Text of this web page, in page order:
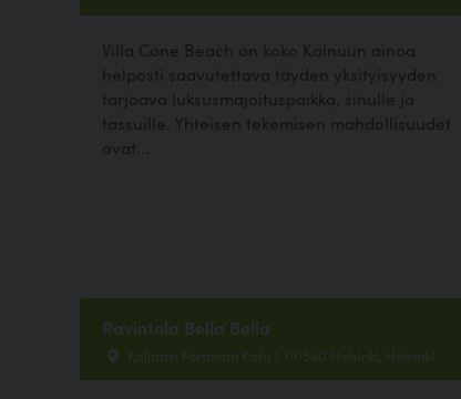
Villa Cone Beach on koko Kainuun ainoa
helposti saavutettava täyden yksityisyyden
tarjoava luksusmajoituspaikka, sinulle ja
tassuille. Yhteisen tekemisen mahdollisuudet
ovat...
Ravintola Bella Bella
Kaljaasi Fortunan Katu 1, 00540 Helsinki, Helsinki